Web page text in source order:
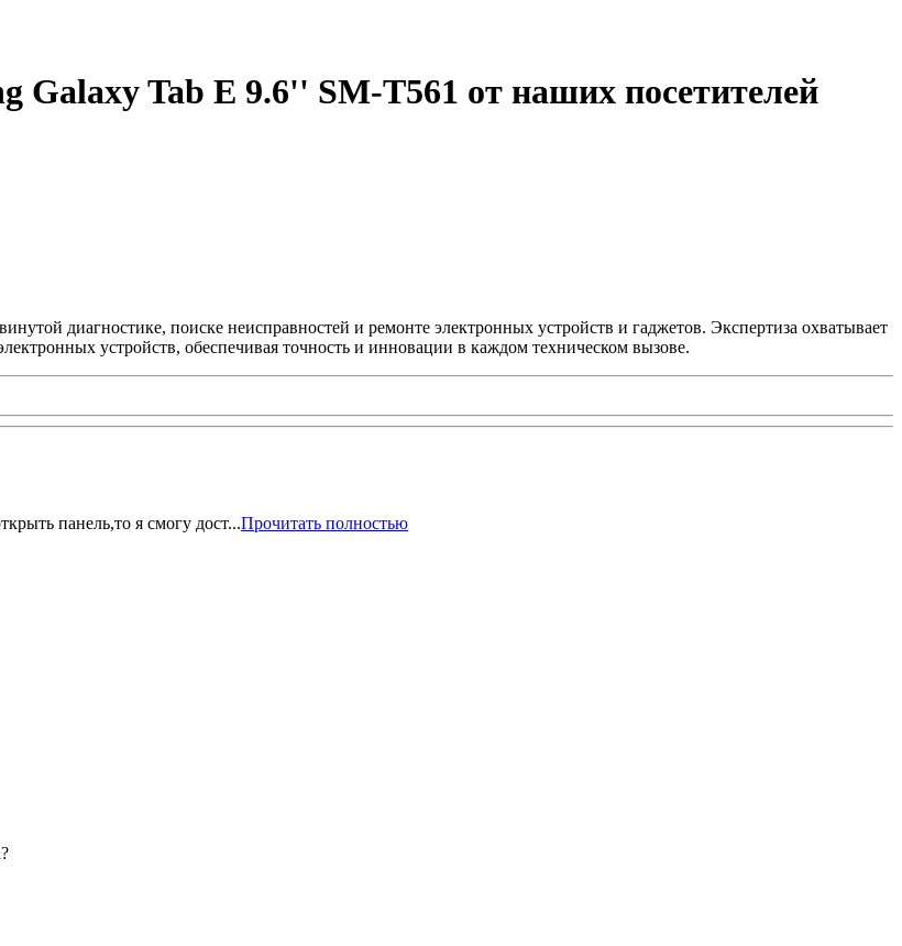
Galaxy Tab E 9.6'' SM-T561 от наших посетителей
диагностике, поиске неисправностей и ремонте электронных устройств и гаджетов. Экспертиза охватывает
устройств, обеспечивая точность и инновации в каждом техническом вызове.
панель,то я смогу дост...Прочитать полностью